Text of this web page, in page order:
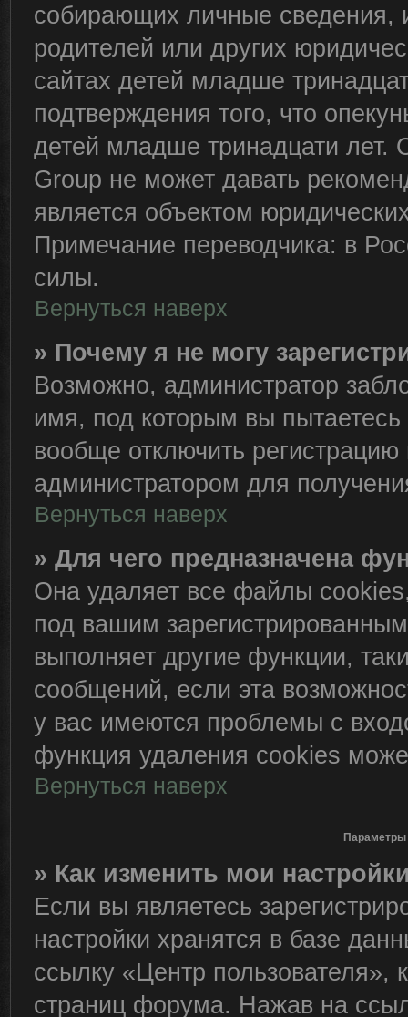
собирающих личные сведения,
родителей или других
сайтах детей младше
подтверждения того, что
детей младше тринадцати лет.
Group не может давать
является объектом
Примечание переводчика: в
силы.
Вернуться наверх
» Почему я не могу
Возможно, администратор
имя, под которым вы пытаетесь
вообще отключить
администратором для
Вернуться наверх
» Для чего предназначена
Она удаляет все файлы
под вашим
выполняет другие функции,
сообщений, если эта
у вас имеются проблемы с
функция удаления cookies
Вернуться наверх
Параметры
» Как изменить мои
Если вы являетесь
настройки хранятся в базе
ссылку «Центр пользователя»,
страниц форума. Нажав на